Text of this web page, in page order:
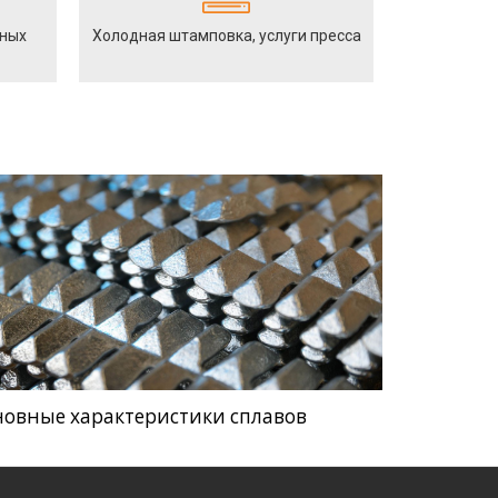
Холодная штамповка, услуги пресса
характеристики сплавов